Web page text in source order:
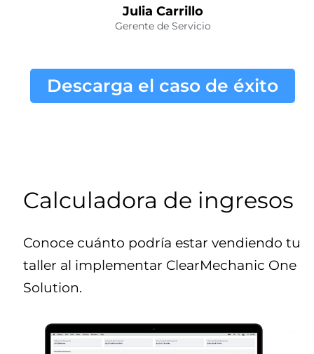
Julia Carrillo
Gerente de Servicio
Descarga el caso de éxito
Calculadora de ingresos
Conoce cuánto podría estar vendiendo tu
taller al implementar ClearMechanic One
Solution.